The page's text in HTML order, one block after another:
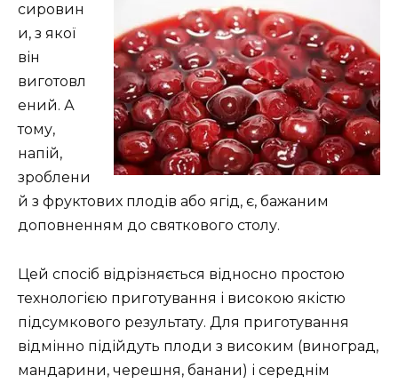
сировин
и, з якої
він
виготовл
ений. А
тому,
напій,
зроблени
й з фруктових плодів або ягід, є, бажаним
доповненням до святкового столу.
Цей спосіб відрізняється відносно простою
технологією приготування і високою якістю
підсумкового результату. Для приготування
відмінно підійдуть плоди з високим (виноград,
мандарини, черешня, банани) і середнім